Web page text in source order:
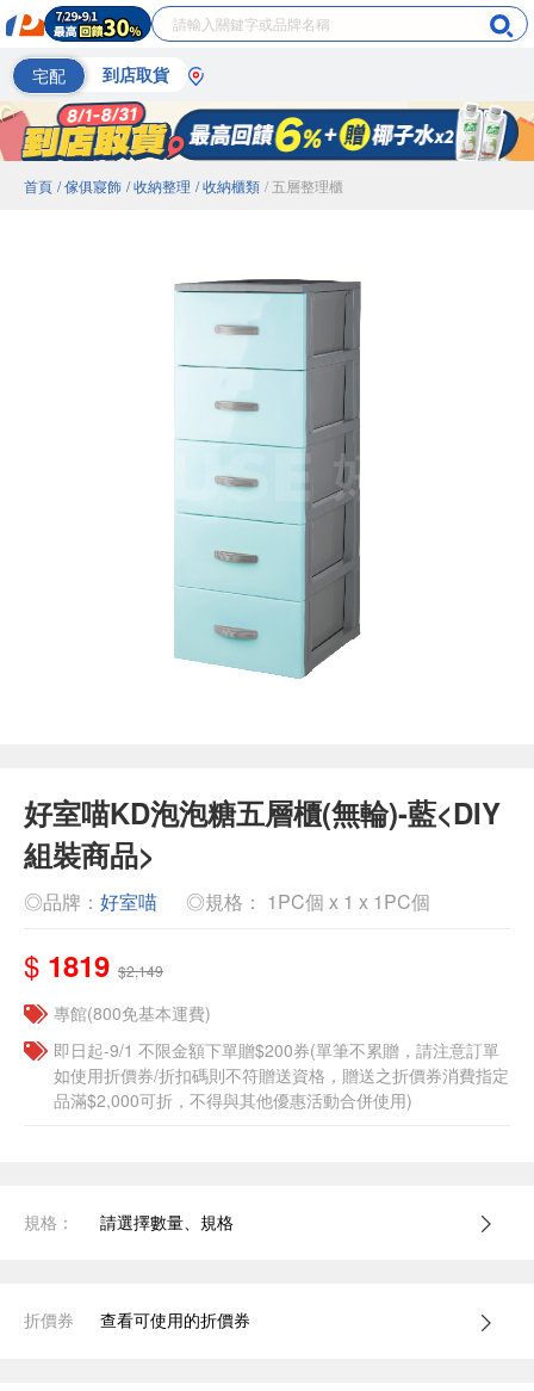
宅配 到店取貨
首頁 / 傢俱寢飾 / 收納整理 / 收納櫃類 / 五層整理櫃
好室喵KD泡泡糖五層櫃(無輪)-藍<DIY
組裝商品>
◎品牌： 好室喵 ◎規格： 1PC個 x 1 x 1PC個
$ 1819 $2,149
專館(800免基本運費)
即日起-9/1 不限金額下單贈$200券(單筆不累贈，請注意訂單
如使用折價券/折扣碼則不符贈送資格，贈送之折價券消費指定
品滿$2,000可折，不得與其他優惠活動合併使用)
規格： 請選擇數量、規格
折價券 查看可使用的折價券